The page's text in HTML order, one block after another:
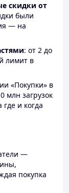
скидки от
были
— на
: от 2 до
лимит в
«Покупки» в
млн загрузок
и когда
—
покупка